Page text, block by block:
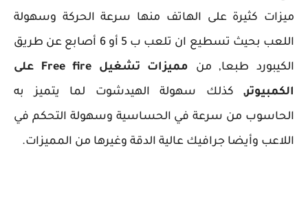
ميزات كثيرة على الهاتف منها سرعة الحركة وسهولة
اللعب بحيث تسطيع ان تلعب ب 5 أو 6 أصابع عن طريق
الكيبورد طبعا, من
مميزات تشغيل Free fire على
الكمبيوتر, كذلك سهولة الهيدشوت لما يتميز به
الحاسوب من سرعة في الحساسية وسهولة التحكم في
اللاعب وأيضا جرافيك عالية الدقة وغيرها من المميزات.